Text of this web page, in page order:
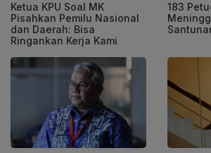
Ketua KPU Soal MK
Pisahkan Pemilu Nasional
dan Daerah: Bisa
Ringankan Kerja Kami
183